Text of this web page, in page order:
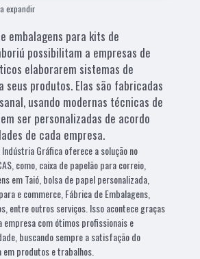
expandir
embalagens para kits de
possibilitam a empresas de
elaborarem sistemas de
seus produtos. Elas são fabricadas
usando modernas técnicas de
ser personalizadas de acordo
de cada empresa.
Indústria Gráfica oferece a solução no
como, caixa de papelão para correio,
em Taió, bolsa de papel personalizada,
e commerce, Fábrica de Embalagens,
entre outros serviços. Isso acontece graças
empresa com ótimos profissionais e
buscando sempre a satisfação do
em produtos e trabalhos.